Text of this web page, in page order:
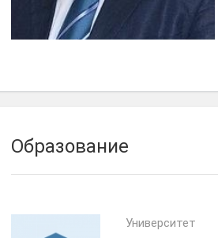
Образование
Университет